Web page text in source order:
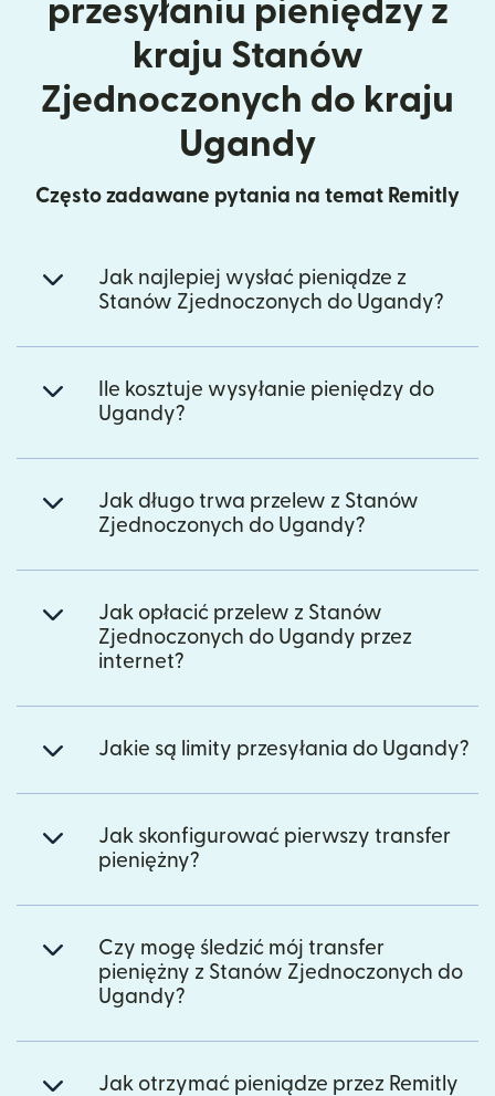
przesyłaniu pieniędzy z
kraju Stanów
Zjednoczonych do kraju
Ugandy
Często zadawane pytania na temat Remitly
Jak najlepiej wysłać pieniądze z
Stanów Zjednoczonych do Ugandy?
Ile kosztuje wysyłanie pieniędzy do
Ugandy?
Jak długo trwa przelew z Stanów
Zjednoczonych do Ugandy?
Jak opłacić przelew z Stanów
Zjednoczonych do Ugandy przez
internet?
Jakie są limity przesyłania do Ugandy?
Jak skonfigurować pierwszy transfer
pieniężny?
Czy mogę śledzić mój transfer
pieniężny z Stanów Zjednoczonych do
Ugandy?
Jak otrzymać pieniądze przez Remitly